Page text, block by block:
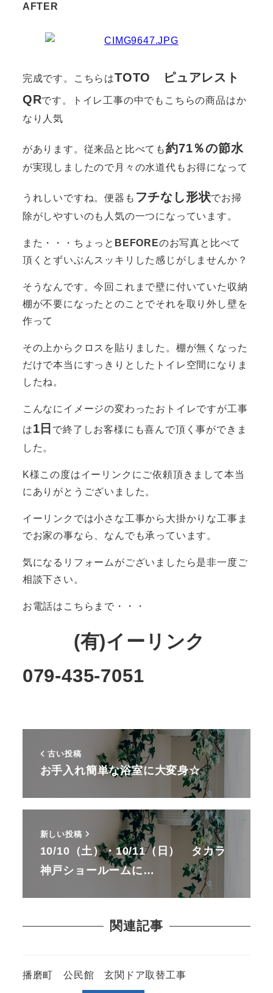
AFTER
完成です。こちらはTOTO ピュアレスト
QRです。トイレ工事の中でもこちらの商品はか
なり人気
があります。従来品と比べても約71％の節水
が実現しましたので月々の水道代もお得になって
うれしいですね。便器も フチなし形状でお掃
除がしやすいのも人気の一つになっています。
また・・・ちょっと BEFOREのお写真と比べて
頂くとずいぶんスッキリした感じがしませんか？
そうなんです。今回これまで壁に付いていた収納
棚が不要になったとのことでそれを取り外し壁を
作って
その上からクロスを貼りました。棚が無くなった
だけで本当にすっきりとしたトイレ空間になりま
したね。
こんなにイメージの変わったおトイレですが工事
は1日 で終了しお客様にも喜んで頂く事ができま
した。
K様この度はイーリンクにご依頼頂きまして本当
にありがとうございました。
イーリンクでは小さな工事から大掛かりな工事ま
でお家の事なら、なんでも承っています。
気になるリフォームがございましたら是非一度ご
相談下さい。
お電話はこちらまで・・・
(有)イーリンク
079-435-7051
古い投稿
お手入れ簡単な浴室に大変身☆
新しい投稿
10/10（土）・10/11（日） タカラ
神戸ショールームに…
関連記事
播磨町 公民館 玄関ドア取替工事